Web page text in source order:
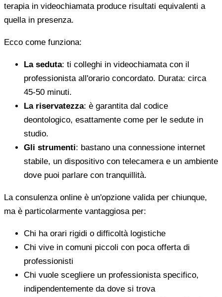
terapia in videochiamata produce risultati equivalenti a
quella in presenza.
Ecco come funziona:
La seduta: ti colleghi in videochiamata con il
professionista all'orario concordato. Durata: circa
45-50 minuti.
La riservatezza: è garantita dal codice
deontologico, esattamente come per le sedute in
studio.
Gli strumenti: bastano una connessione internet
stabile, un dispositivo con telecamera e un ambiente
dove puoi parlare con tranquillità.
La consulenza online è un'opzione valida per chiunque,
ma è particolarmente vantaggiosa per:
Chi ha orari rigidi o difficoltà logistiche
Chi vive in comuni piccoli con poca offerta di
professionisti
Chi vuole scegliere un professionista specifico,
indipendentemente da dove si trova